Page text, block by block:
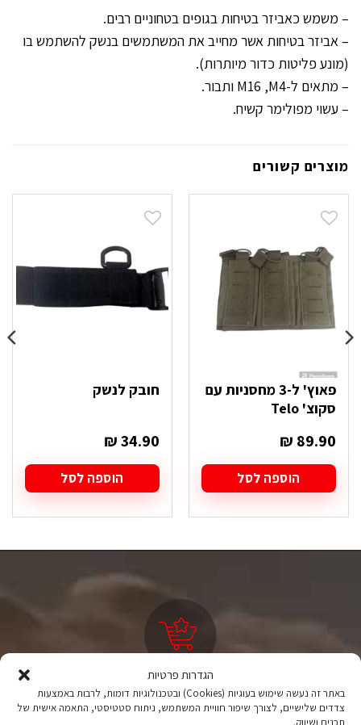
הגדרות פרטיות
באתר זה נעשה שימוש בעוגיות (Cookies) ובטכנולוגיות דומות, לרבות באמצעות
צדדים שלישיים, לצורך שיפור חוויית המשתמש, ניתוח סטטיסטי, התאמה אישית של
– משמש כאביזר בטיחות בגופים בטחוניים רבים.
– אביזר בטיחות אשר מחייב את המשתמשים בנשק להשתמש בו
(מונע פליטות כדור מיותרות).
– מתאים ל-M16 ,M4 ותבור.
– עשוי מפולימר קשיח.
מוצרים קשורים
פאוץ' ל-3 מחסניות עם
סקוצ' Telo
₪ 89.90
הוספה לסל
חובק לנשק
₪34.90
הוספה לסל
ציוד טיולים
מהיבואן לצרכן